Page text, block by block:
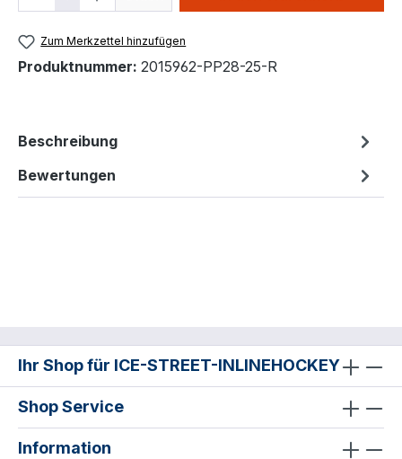
Zum Merkzettel hinzufügen
Produktnummer: 2015962-PP28-25-R
Beschreibung
Bewertungen
Ihr Shop für ICE-STREET-INLINEHOCKEY
Shop Service
Information